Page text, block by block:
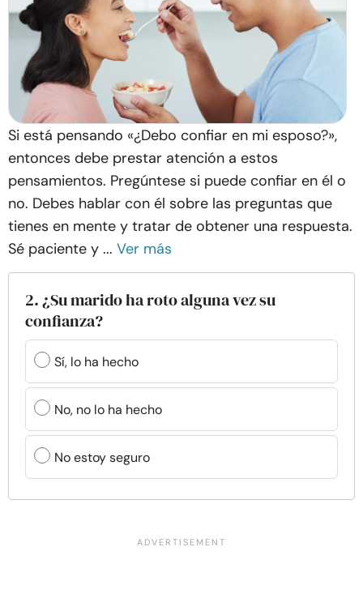
© Copyright 2026. Todos los derechos reservados.
Si está pensando «¿Debo confiar en mi esposo?»,
entonces debe prestar atención a estos
pensamientos. Pregúntese si puede confiar en él o
no. Debes hablar con él sobre las preguntas que
tienes en mente y tratar de obtener una respuesta.
Sé paciente y ... Ver más
2. ¿Su marido ha roto alguna vez su
confianza?
Sí, lo ha hecho
No, no lo ha hecho
No estoy seguro